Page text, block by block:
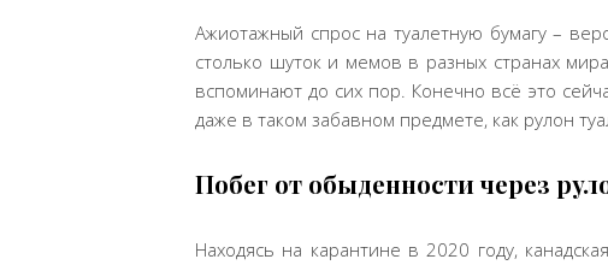
Ажиотажный спрос на туалетную бумагу –
столько шуток и мемов в разных странах
вспоминают до сих пор. Конечно всё это
даже в таком забавном предмете, как рулон
Побег от обыденности через
Находясь на карантине в 2020 году,